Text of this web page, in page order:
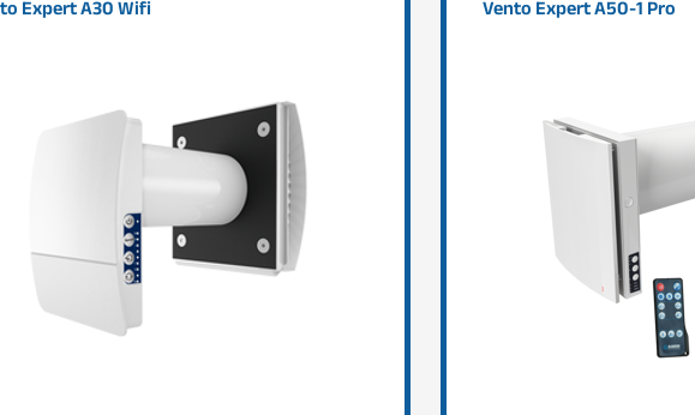
Expert A30 Wifi
Vento Expert A50-1 Pro